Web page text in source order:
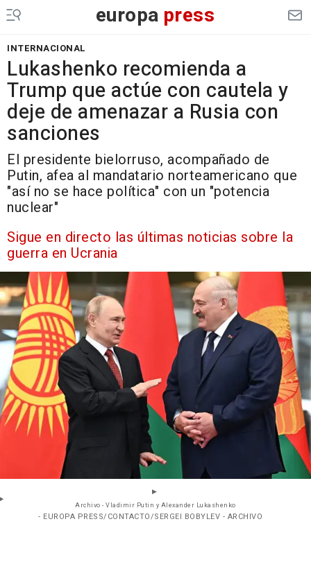
europa press
INTERNACIONAL
Lukashenko recomienda a
Trump que actúe con cautela y
deje de amenazar a Rusia con
sanciones
El presidente bielorruso, acompañado de
Putin, afea al mandatario norteamericano que
"así no se hace política" con un "potencia
nuclear"
Sigue en directo las últimas noticias sobre la
guerra en Ucrania
Archivo - Vladimir Putin y Alexander Lukashenko
- EUROPA PRESS/CONTACTO/SERGEI BOBYLEV - ARCHIVO